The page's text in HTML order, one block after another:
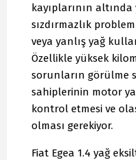
kayıplarının
sızdırmazlık
veya yanlış yağ
Özellikle yüksek
sorunların görülme
sahiplerinin motor
kontrol etmesi ve
olması gerekiyor.
Fiat Egea 1.4 yağ